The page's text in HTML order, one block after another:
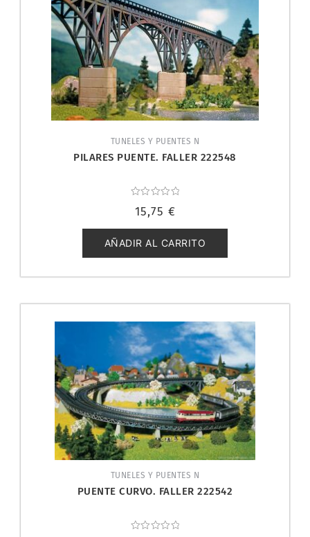
TUNELES Y PUENTES N
PILARES PUENTE. FALLER 222548
con
de
5
15,75 €
AÑADIR AL CARRITO
TUNELES Y PUENTES N
PUENTE CURVO. FALLER 222542